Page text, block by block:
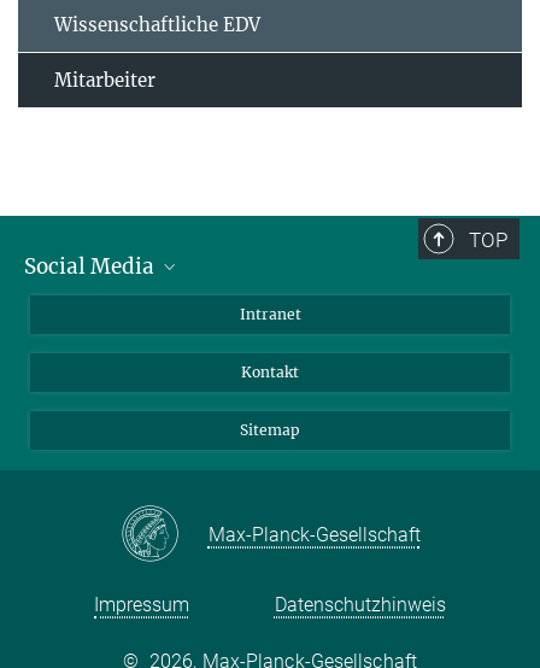
Wissenschaftliche EDV
Mitarbeiter
TOP
Social Media
Intranet
Kontakt
Sitemap
Max-Planck-Gesellschaft
Impressum Datenschutzhinweis
© 2026, Max-Planck-Gesellschaft